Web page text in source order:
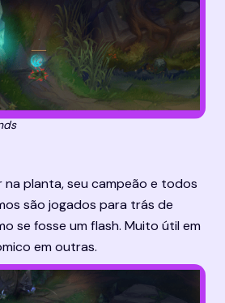
na planta, seu campeão e todos
são jogados para trás de
se fosse um flash. Muito útil em
em outras.